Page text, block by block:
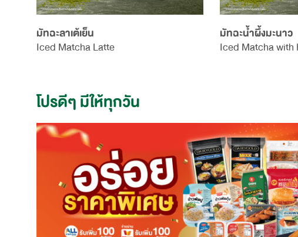
มัทฉะลาเต้เย็น
Iced Matcha Latte
มัทฉะน้ำผึ้งมะนาว
Iced Matcha with
โปรดีๆ มีให้ทุกวัน